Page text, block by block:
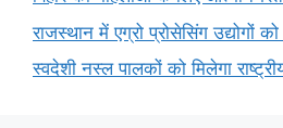
राजस्थान में एग्रो प्रोसेसिंग उद्योगों
स्वदेशी नस्ल पालकों को मिलेगा